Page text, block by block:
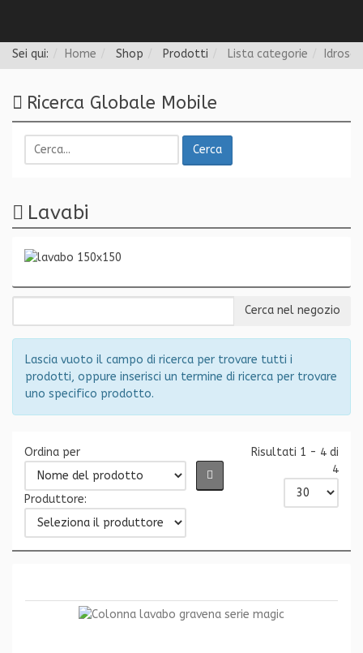
Sei qui: Home Shop Prodotti Lista categorie
Ricerca Globale Mobile
Cerca
Lavabi
Lascia vuoto il campo di ricerca per trovare tutti i
prodotti, oppure inserisci un termine di ricerca per trovare
uno specifico prodotto.
Ordina per
Produttore:
Risultati 1 - 4 di
4